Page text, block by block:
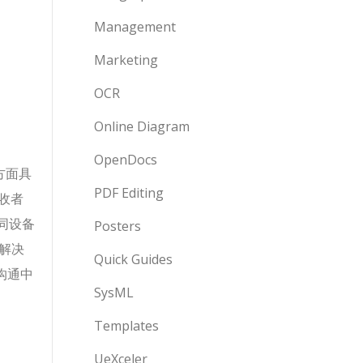
面具
者
设备
决
通中
Management
Marketing
OCR
Online Diagram
OpenDocs
PDF Editing
Posters
Quick Guides
SysML
Templates
UeXceler